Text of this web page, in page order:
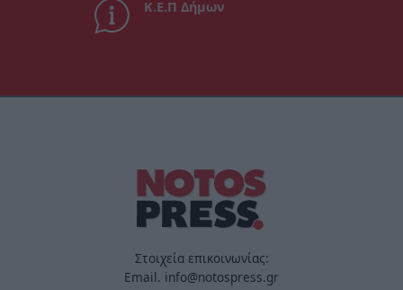
Κ.Ε.Π Δήμων
Στοιχεία επικοινωνίας:
Email. info@notospress.gr